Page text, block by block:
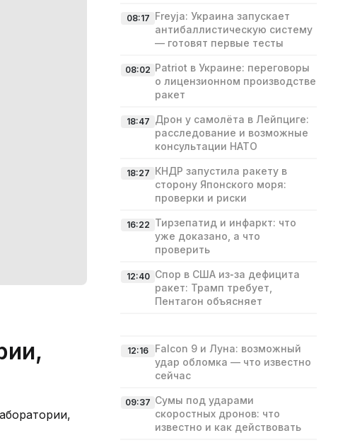
08:17 Freyja: Украина запускает
антибаллистическую систему
— готовят первые тесты
08:02 Patriot в Украине: переговоры
о лицензионном производстве
ракет
18:47 Дрон у самолёта в Лейпциге:
расследование и возможные
консультации НАТО
18:27 КНДР запустила ракету в
сторону Японского моря:
проверки и риски
16:22 Тирзепатид и инфаркт: что
уже доказано, а что
проверить
12:40 Спор в США из‑за дефицита
ракет: Трамп требует,
Пентагон объясняет
12:16
Falcon 9 и Луна: возможный
удар обломка — что известно
сейчас
09:37 Сумы под ударами
скоростных дронов: что
известно и как действовать